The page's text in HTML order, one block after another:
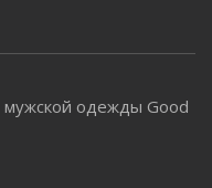
мужской одежды Good